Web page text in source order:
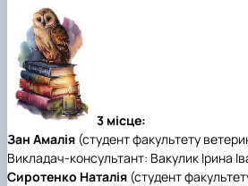
3 місце:
Зан Амалія (студент факультету
Викладач-консультант: Вакулик Ірина
Сиротенко Наталія (студент